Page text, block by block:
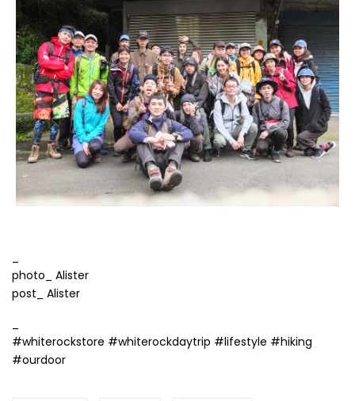
photo_ Alister
post_ Alister
#whiterockstore #whiterockdaytrip #lifestyle #hiking
#ourdoor